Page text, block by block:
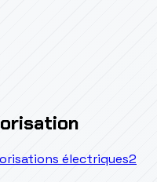
électriques2